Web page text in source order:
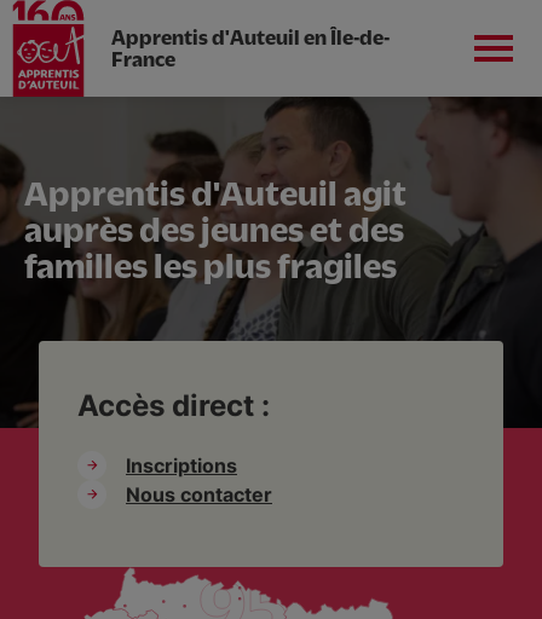
contenu
principal
Apprentis d'Auteuil en Île-de-
France
Nous connaitre
Etablissements scolaires
Formations scolaires et apprentissage
Contact & soutien
Inscriptions
Apprentis d'Auteuil agit
auprès des jeunes et des
familles les plus fragiles
Accès direct :
Inscriptions
Nous contacter